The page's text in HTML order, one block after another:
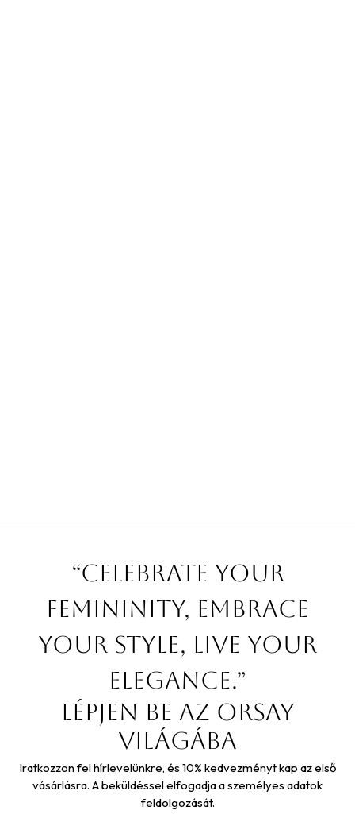
“Celebrate your
femininity, embrace
your style, live your
elegance.”
Lépjen be az orsay
világába
Iratkozzon fel hírlevelünkre, és 10% kedvezményt kap az első
vásárlásra. A beküldéssel elfogadja a személyes adatok
feldolgozását.